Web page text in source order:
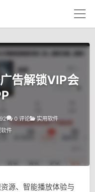
告解锁VIP会
0 评论
实用软件
件
源、智能播放体验与